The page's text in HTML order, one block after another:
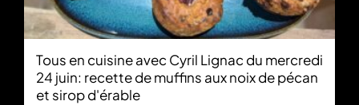
Tous en cuisine avec Cyril Lignac du mercredi
24 juin: recette de muffins aux noix de pécan
et sirop d'érable